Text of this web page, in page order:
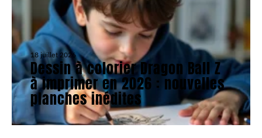
18 juillet 2026
Dessin à colorier Dragon Ball Z
à imprimer en 2026 : nouvelles
planches inédites